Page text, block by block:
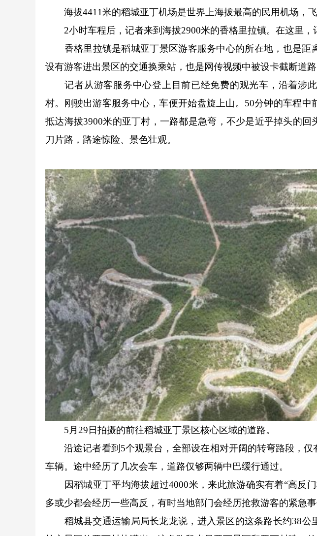
海拔4411米的稻城亚丁机场是世界上海拔最高的民用机场，飞
2小时车程后，记者来到海拔2900米的香格里拉镇。在这里，
香格里拉镇是稻城亚丁景区游客服务中心的所在地，也是距
设有游客进出景区的交通换乘站，也是网传视频中被设卡截断道路
记者从游客服务中心登上目前已经免费的观光车，沿着涉
村。刚驶出游客服务中心，车便开始盘旋上山。50分钟的车程
抵达海拔3900米的亚丁村，一路都是急弯，不少是近乎掉头的
刀片路，路途惊险、景色壮观。
5月29日拍摄的前往稻城亚丁景区核心区域的道路。
沿途记者看到5个观景台，全部设在相对开阔的转弯路段，仅
车辆。途中经历了几次会车，道路仅够两辆中巴缓行通过。
因稻城亚丁平均海拔超过4000米，来此旅游确实有着“高反
多或少都会经历一些高反，有时当地部门会经历抢救游客的紧急事
稻城县交通运输局局长龙龙说，进入景区的这条路长约38公